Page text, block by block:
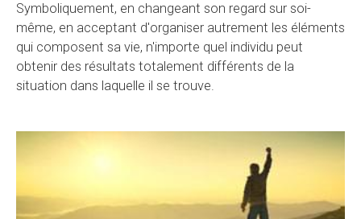
Symboliquement, en changeant son regard sur soi-
même, en acceptant d'organiser autrement les éléments
qui composent sa vie, n'importe quel individu peut
obtenir des résultats totalement différents de la
situation dans laquelle il se trouve.